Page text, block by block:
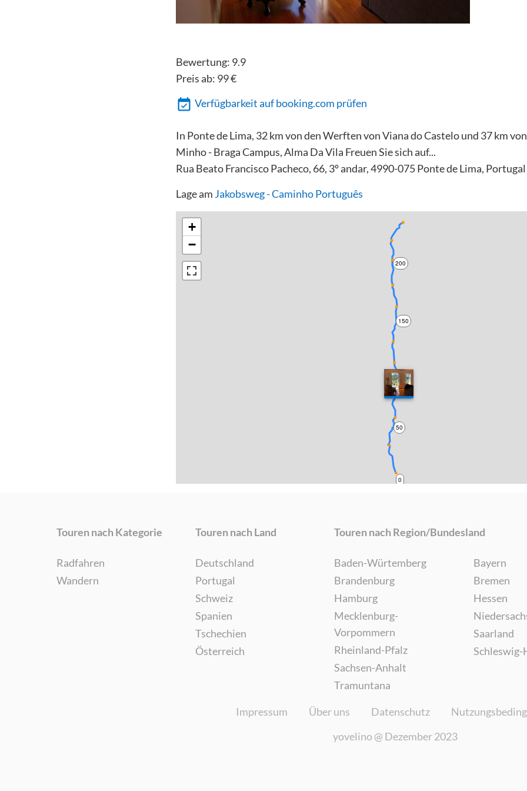
Bewertung: 9.9
Preis ab: 99€
Verfügbarkeit auf booking.com prüfen
In Ponte de Lima, 32 km von den Werften von Viana do Castelo und 37 km
Minho - Braga Campus, Alma Da Vila Freuen Sie sich auf...
Rua Beato Francisco Pacheco, 66, 3º andar, 4990-075 Ponte de Lima, Portugal
Lage am Jakobsweg - Caminho Português
0
50
100
150
200
+
−
Touren nach Kategorie
Radfahren
Wandern
Touren nach Land
Deutschland
Portugal
Schweiz
Spanien
Tschechien
Österreich
Touren nach Region/Bundesland
Baden-Würtemberg
Brandenburg
Hamburg
Mecklenburg-
Vorpommern
Rheinland-Pfalz
Sachsen-Anhalt
Tramuntana
Bayern
Bremen
Hessen
Saarland
Impressum Über uns Datenschutz
yovelino @ Dezember 2023